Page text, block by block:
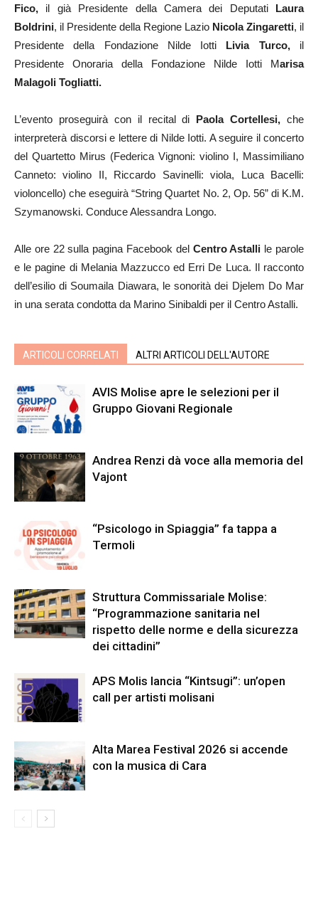
Fico, il già Presidente della Camera dei Deputati Laura
Boldrini, il Presidente della Regione Lazio Nicola Zingaretti, il
Presidente della Fondazione Nilde Iotti Livia Turco,il
Presidente Onoraria della Fondazione Nilde Iotti Marisa
Malagoli Togliatti.
L’evento proseguirà con il recital di Paola Cortellesi, che
interpreterà discorsi e lettere di Nilde Iotti. A seguire il concerto
del Quartetto Mirus (Federica Vignoni: violino I, Massimiliano
Canneto: violino II, Riccardo Savinelli: viola, Luca Bacelli:
violoncello) che eseguirà “String Quartet No. 2, Op. 56” di K.M.
Szymanowski. Conduce Alessandra Longo.
Alle ore 22 sulla pagina Facebook del Centro Astalli le parole
e le pagine di Melania Mazzucco ed Erri De Luca. Il racconto
dell’esilio di Soumaila Diawara, le sonorità dei Djelem Do Mar
in una serata condotta da Marino Sinibaldi per il Centro Astalli.
ARTICOLI CORRELATI ALTRI ARTICOLI DELL'AUTORE
AVIS Molise apre le selezioni per il
Gruppo Giovani Regionale
Andrea Renzi dà voce alla memoria del
Vajont
“Psicologo in Spiaggia” fa tappa a
Termoli
Struttura Commissariale Molise:
“Programmazione sanitaria nel
rispetto delle norme e della sicurezza
dei cittadini”
APS Molis lancia “Kintsugi”: un’open
call per artisti molisani
Alta Marea Festival 2026 si accende
con la musica di Cara